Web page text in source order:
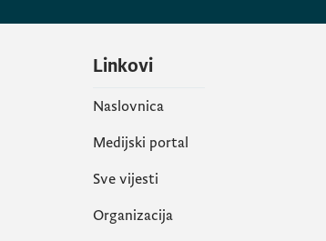
Linkovi
Naslovnica
Medijski portal
Sve vijesti
Organizacija